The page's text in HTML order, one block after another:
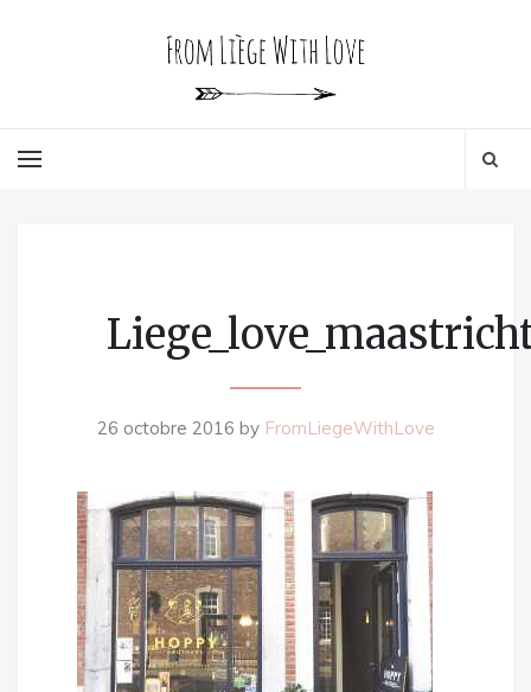
26 octobre 2016 by FromLiegeWithLove